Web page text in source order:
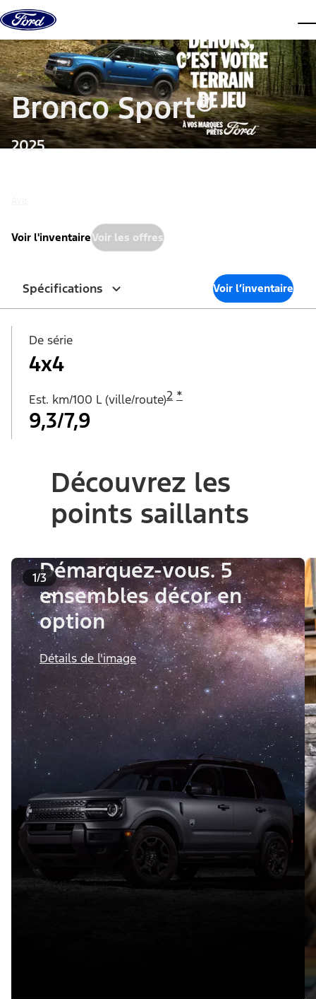
Aller au contenu
Bronco Sport®
2025
Voir l'inventaireVoir les offres
Spécifications Voir l’inventaire
De série
4x4
Est. km/100 L (ville/route)2 *
9,3/7,9
Découvrez les
points saillants
1/3Démarquez-vous. 5
ensembles décor en
option
Détails de l'image